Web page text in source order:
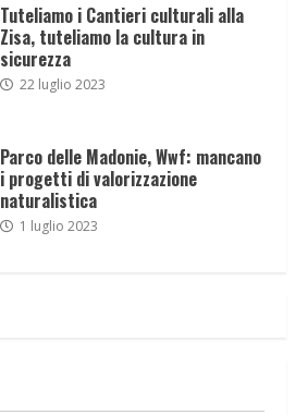
Tuteliamo i Cantieri culturali alla
Zisa, tuteliamo la cultura in
sicurezza
22 luglio 2023
Parco delle Madonie, Wwf: mancano
i progetti di valorizzazione
naturalistica
1 luglio 2023